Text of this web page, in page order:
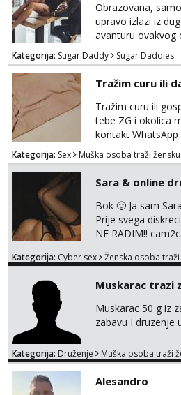
Obrazovana,
upravo izlazi iz
avanturu ovakvog
poklona, pažnje i
poslovna
poklapaju. Mnogo
energije. Javite mi
jer od toga ovisi
tražim nekoga za
Naravno
Kategorija: Sugar Daddy Sugar Daddies
Tražim curu ili
Tražim curu ili
tebe ZG i okolica
kontakt WhatsApp
Kategorija: Sex Muška osoba traži
Sara & online
Bok 🙂 Ja sam
Prije svega
NE RADIM!!
partnerom ili
termin. P.S. tražit
Kategorija: Cyber sex Ženska osoba
Muskarac trazi
Muskarac 50 g iz
zabavu I druzenje
Kategorija: Druženje Muška osoba traži
Alesandro